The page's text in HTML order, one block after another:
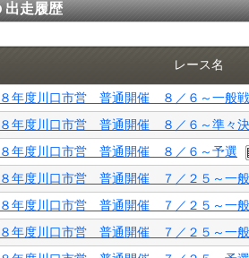
走履歴
レース名
年度川口市営 普通開催 ８／６～一般戦
年度川口市営 普通開催 ８／６～準々
年度川口市営 普通開催 ８／６～予選
年度川口市営 普通開催 ７／２５～一
年度川口市営 普通開催 ７／２５～一
年度川口市営 普通開催 ７／２５～一